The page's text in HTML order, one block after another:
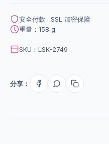
安全付款 · SSL 加密保障
重量：158 g
SKU：LSK-2749
分享：